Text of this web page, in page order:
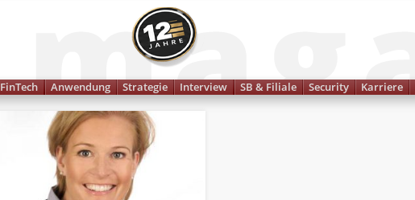
FinTech Anwendung Strategie Interview SB & Filiale Security Karriere